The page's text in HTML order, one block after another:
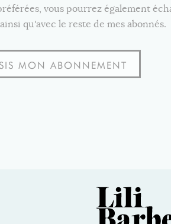
vous pourrez également
qu'avec le reste de mes abonnés.
MON ABONNEMENT